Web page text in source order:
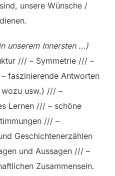
unsere Wünsche /
unserem Innersten …)
/// – Symmetrie /// –
faszinierende Antworten
usw.) /// –
Lernen /// – schöne
/// –
Geschichtenerzählen
und Aussagen /// –
Zusammensein.